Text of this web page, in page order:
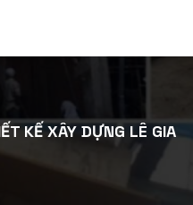
KẾ XÂY DỰNG LÊ GIA